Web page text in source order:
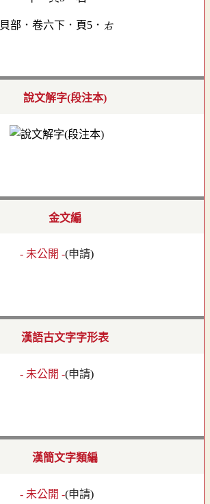
貝部．卷六下．頁5．右
說文解字(段注本)
金文編
- 未公開 -(申請)
漢語古文字字形表
- 未公開 -(申請)
漢簡文字類編
- 未公開 -(申請)